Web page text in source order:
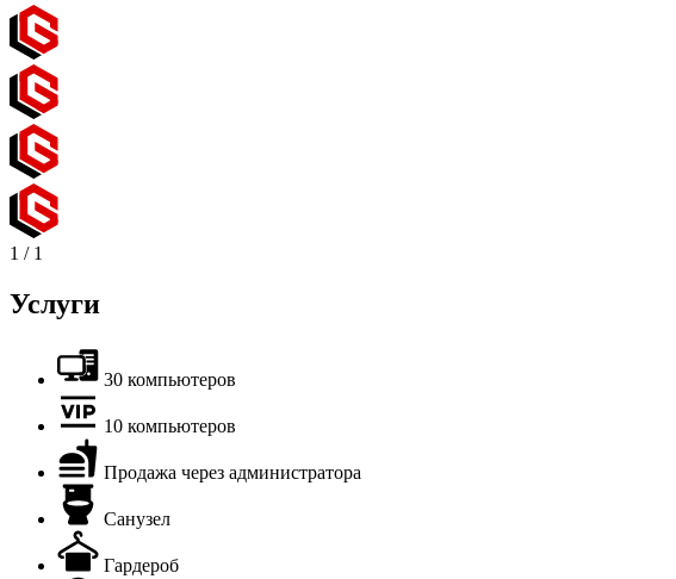
1 / 1
Услуги
30 компьютеров
10 компьютеров
Продажа через администратора
Санузел
Гардероб